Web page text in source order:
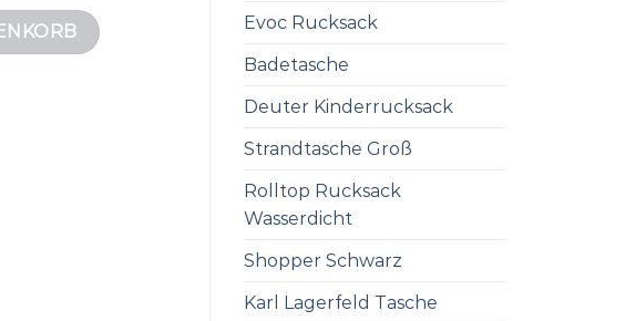
Evoc Rucksack
Badetasche
Deuter Kinderrucksack
Strandtasche Groß
Rolltop Rucksack
Wasserdicht
Shopper Schwarz
Karl Lagerfeld Tasche